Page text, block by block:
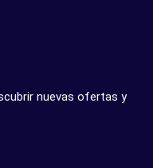
nuevas ofertas y